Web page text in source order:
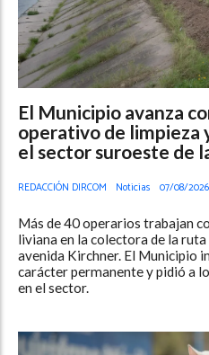
El Municipio avanza
operativo de limpieza
el sector suroeste de
REDACCIÓN DIRCOM Noticias 07/08/2026
Más de 40 operarios trabajan
liviana en la colectora de la
avenida Kirchner. El Municipio
carácter permanente y pidió a
en el sector.